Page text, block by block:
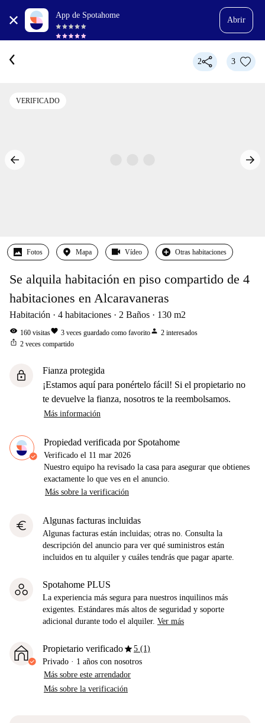
App de Spotahome
Abrir
2 3
VERIFICADO
Fotos Mapa Vídeo Otras habitaciones
Se alquila habitación en piso compartido de 4
habitaciones en Alcaravaneras
Habitación 4 habitaciones 2 Baños 130 m2
visibility 160 visitasfavorite 3 veces guardado como favoritoperson 2 interesados
ios_share 2 veces compartido
lock
Fianza protegida
¡Estamos aquí para ponértelo fácil! Si el propietario no
te devuelve la fianza, nosotros te la reembolsamos.
Más información
Propiedad verificada por Spotahome
Verificado el 11 mar 2026
Nuestro equipo ha revisado la casa para asegurar que obtienes
exactamente lo que ves en el anuncio.
Más sobre la verificación
euro Algunas facturas incluidas
Algunas facturas están incluidas; otras no. Consulta la
descripción del anuncio para ver qué suministros están
incluidos en tu alquiler y cuáles tendrás que pagar aparte.
Spotahome PLUS
La experiencia más segura para nuestros inquilinos más
exigentes. Estándares más altos de seguridad y soporte
adicional durante todo el alquiler. Ver más
Propietario verificadostar5 (1)
Privado · 1 años con nosotros
Más sobre este arrendador
Más sobre la verificación